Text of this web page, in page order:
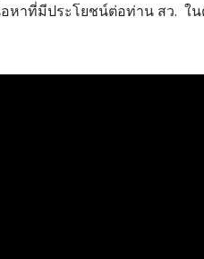
าที่มีประโยชน์ต่อท่าน สว. ใ